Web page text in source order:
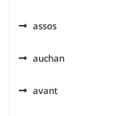
assos
auchan
avant